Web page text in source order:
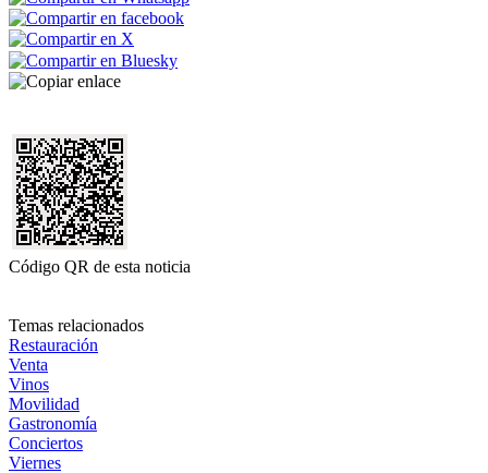
Código QR de esta noticia
Temas relacionados
Restauración
Venta
Vinos
Movilidad
Gastronomía
Conciertos
Viernes